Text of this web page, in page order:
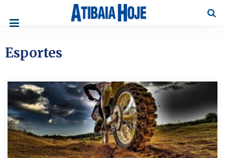
Esportes